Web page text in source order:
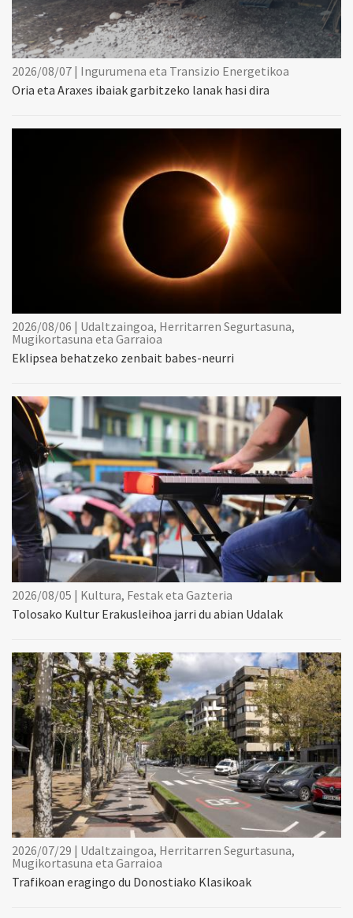
2026/08/07 | Ingurumena eta Transizio Energetikoa
Oria eta Araxes ibaiak garbitzeko lanak hasi dira
2026/08/06 | Udaltzaingoa, Herritarren Segurtasuna,
Mugikortasuna eta Garraioa
Eklipsea behatzeko zenbait babes-neurri
2026/08/05 | Kultura, Festak eta Gazteria
Tolosako Kultur Erakusleihoa jarri du abian Udalak
2026/07/29 | Udaltzaingoa, Herritarren Segurtasuna,
Mugikortasuna eta Garraioa
Trafikoan eragingo du Donostiako Klasikoak